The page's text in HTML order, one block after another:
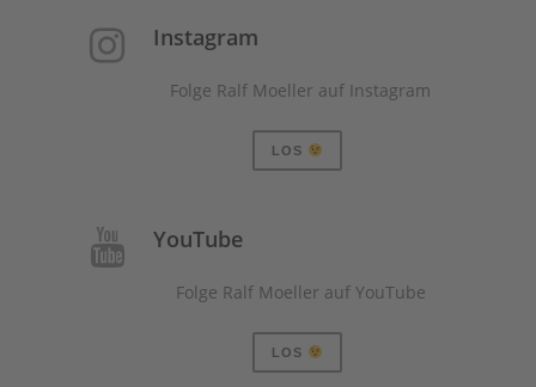
Instagram
Folge Ralf Moeller auf Instagram
LOS
YouTube
Folge Ralf Moeller auf YouTube
LOS